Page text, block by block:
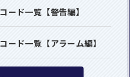
ード一覧【警告編】
ード一覧【アラーム編】